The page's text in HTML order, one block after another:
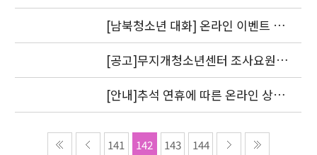
[남북청소년 대화] 온라인 이벤트 1
차 도토리를 지급했습니다.
[공고]무지개청소년센터 조사요원
모집
[안내]추석 연휴에 따른 온라인 상담
답변 처리 방침
141 142 143 144